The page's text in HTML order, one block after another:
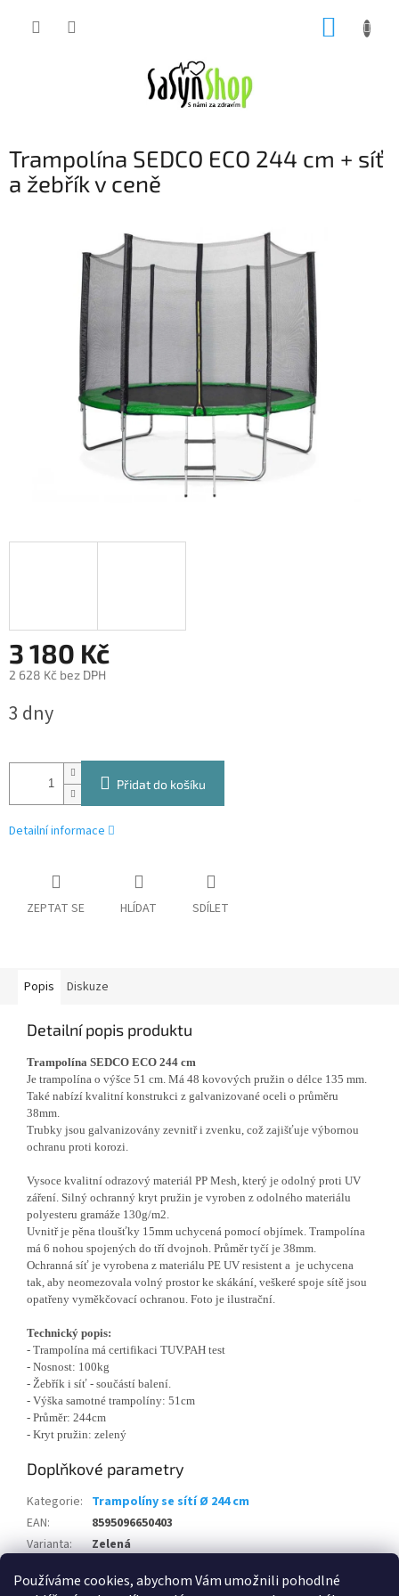
Používáme cookies, abychom Vám umožnili pohodlné
Trampolína SEDCO ECO 244 cm + síť
a žebřík v ceně
3 180 Kč
2 628 Kč bez DPH
cena:
3 dny
Přidat do košíku
Detailní informace
ZEPTAT SE HLÍDAT SDÍLET
Popis Diskuze
Detailní popis produktu
Trampolína SEDCO ECO 244 cm
Je trampolína o výšce 51 cm. Má 48 kovových pružin o délce 135 mm.
Také nabízí kvalitní konstrukci z galvanizované oceli o průměru
38mm.
Trubky jsou galvanizovány zevnitř i zvenku, což zajišťuje výbornou
ochranu proti korozi.
Vysoce kvalitní odrazový materiál PP Mesh, který je odolný proti UV
záření. Silný ochranný kryt pružin je vyroben z odolného materiálu
polyesteru gramáže 130g/m2.
Uvnitř je pěna tloušťky 15mm uchycená pomocí objímek. Trampolína
má 6 nohou spojených do tří dvojnoh. Průměr tyčí je 38mm.
Ochranná síť je vyrobena z materiálu PE UV resistent a je uchycena
tak, aby neomezovala volný prostor ke skákání, veškeré spoje sítě jsou
opatřeny vyměkčovací ochranou. Foto je ilustrační.
Technický popis:
- Trampolína má certifikaci TUV.PAH test
- Nosnost: 100kg
- Žebřík i síť - součástí balení.
- Výška samotné trampolíny: 51cm
- Průměr: 244cm
- Kryt pružin: zelený
Doplňkové parametry
Kategorie: Trampolíny se sítí Ø 244 cm
EAN:
8595096650403
Varianta: Zelená